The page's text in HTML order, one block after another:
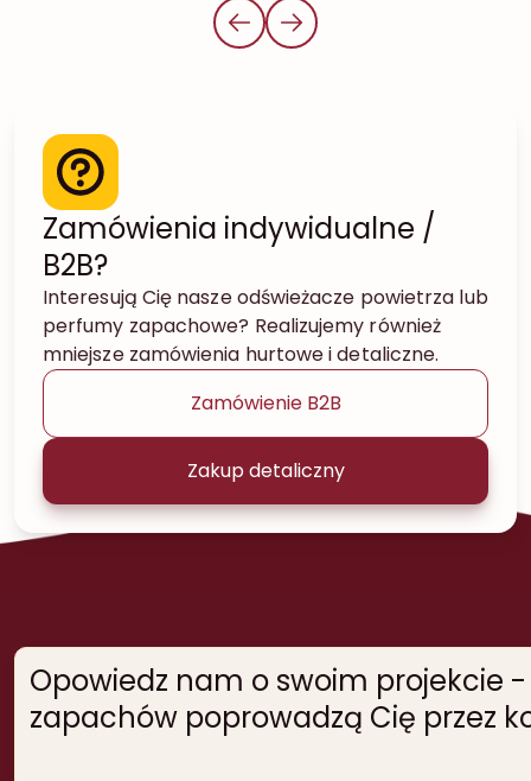
Zamówienia indywidualne /
B2B?
Interesują Cię nasze odświeżacze powietrza lub
perfumy zapachowe? Realizujemy również
mniejsze zamówienia hurtowe i detaliczne.
Zamówienie B2B
Zakup detaliczny
Opowiedz nam o swoim projekcie
zapachów poprowadzą Cię przez